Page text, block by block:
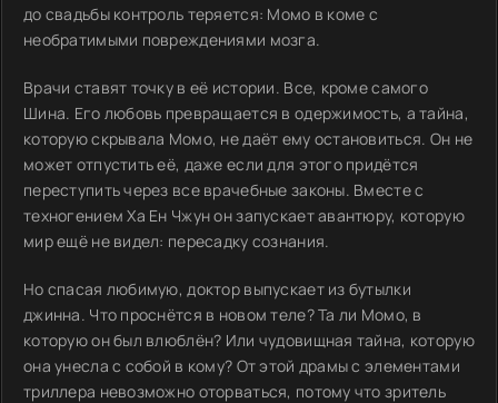
до свадьбы контроль теряется: Момо в коме с
необратимыми повреждениями мозга.
Врачи ставят точку в её истории. Все, кроме самого
Шина. Его любовь превращается в одержимость, а тайна,
которую скрывала Момо, не даёт ему остановиться. Он не
может отпустить её, даже если для этого придётся
переступить через все врачебные законы. Вместе с
техногением Ха Ен Чжун он запускает авантюру, которую
мир ещё не видел: пересадку сознания.
Но спасая любимую, доктор выпускает из бутылки
джинна. Что проснётся в новом теле? Та ли Момо, в
которую он был влюблён? Или чудовищная тайна, которую
она унесла с собой в кому? От этой драмы с элементами
триллера невозможно оторваться, потому что зритель